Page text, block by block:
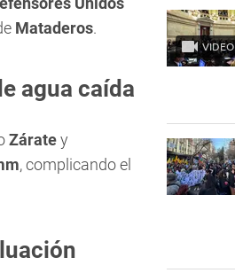
Mataderos.
agua caída
Záratey
, complicando el
VIDEO